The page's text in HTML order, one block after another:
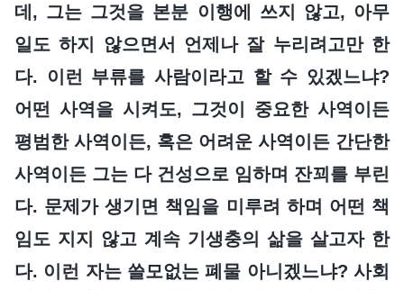
데, 그는 그것을 본분 이행에 쓰지 않고, 아무
일도 하지 않으면서 언제나 잘 누리려고만 한
다. 이런 부류를 사람이라고 할 수 있겠느냐?
어떤 사역을 시켜도, 그것이 중요한 사역이든
평범한 사역이든, 혹은 어려운 사역이든 간단한
사역이든 그는 다 건성으로 임하며 잔꾀를 부린
다. 문제가 생기면 책임을 미루려 하며 어떤 책
임도 지지 않고 계속 기생충의 삶을 살고자 한
다. 이런 자는 쓸모없는 폐물 아니겠느냐? 사회